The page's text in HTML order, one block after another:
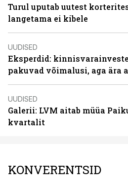
Turul uputab uutest
langetama ei kibele
UUDISED
Eksperdid:
pakuvad võimalusi, aga ära
UUDISED
Galerii: LVM aitab müüa
kvartalit
KONVERENTSID